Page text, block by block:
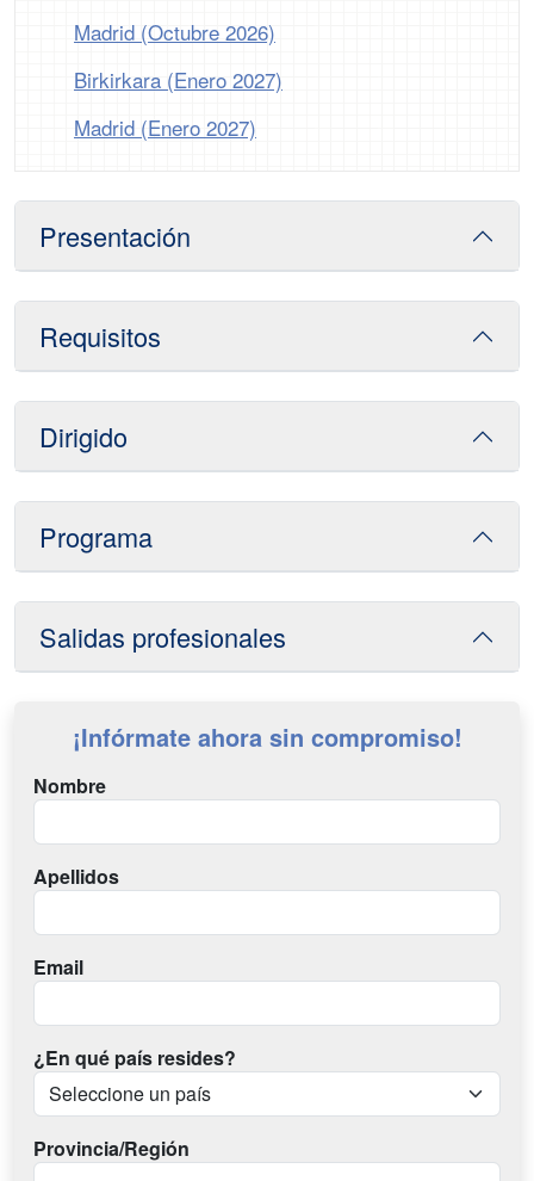
Madrid (Octubre 2026)
Birkirkara (Enero 2027)
Madrid (Enero 2027)
Presentación
Requisitos
Dirigido
Programa
Salidas profesionales
¡Infórmate ahora sin compromiso!
Nombre
Apellidos
Email
¿En qué país resides?
Provincia/Región